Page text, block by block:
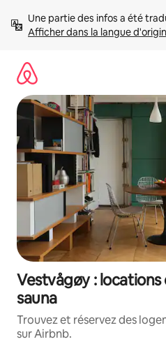
directement
Afficher dans la langue
Vestvågøy :
sauna
Trouvez et réservez des
sur Airbnb.